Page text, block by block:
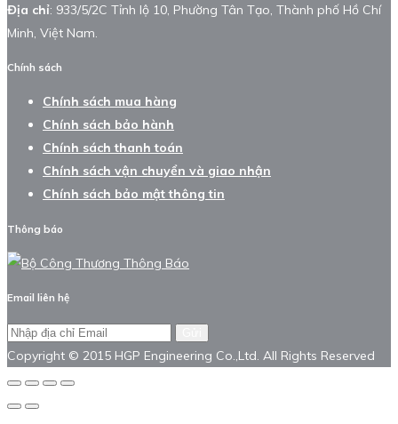
Địa chỉ: 933/5/2C Tỉnh lộ 10, Phường Tân Tạo, Thành phố Hồ Chí
Minh, Việt Nam.
Chính sách
Chính sách mua hàng
Chính sách bảo hành
Chính sách thanh toán
Chính sách vận chuyển và giao nhận
Chính sách bảo mật thông tin
Thông báo
Email liên hệ
Copyright © 2015 HGP Engineering Co.,Ltd. All Rights Reserved